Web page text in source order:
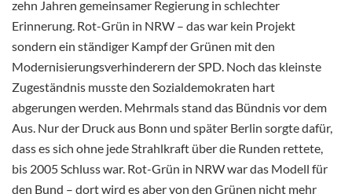
zehn Jahren gemeinsamer Regierung in schlechter
Erinnerung. Rot-Grün in NRW – das war kein Projekt
sondern ein ständiger Kampf der Grünen mit den
Modernisierungsverhinderern der SPD. Noch das kleinste
Zugeständnis musste den Sozialdemokraten hart
abgerungen werden. Mehrmals stand das Bündnis vor dem
Aus. Nur der Druck aus Bonn und später Berlin sorgte dafür,
dass es sich ohne jede Strahlkraft über die Runden rettete,
bis 2005 Schluss war. Rot-Grün in NRW war das Modell für
den Bund – dort wird es aber von den Grünen nicht mehr